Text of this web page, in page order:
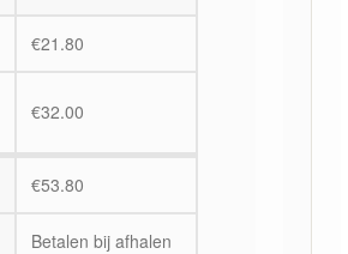
€21.80
€32.00
€53.80
Betalen bij afhalen